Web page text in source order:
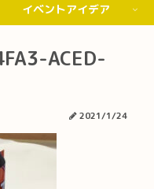
イベントアイデア
ACED-
2021/1/24